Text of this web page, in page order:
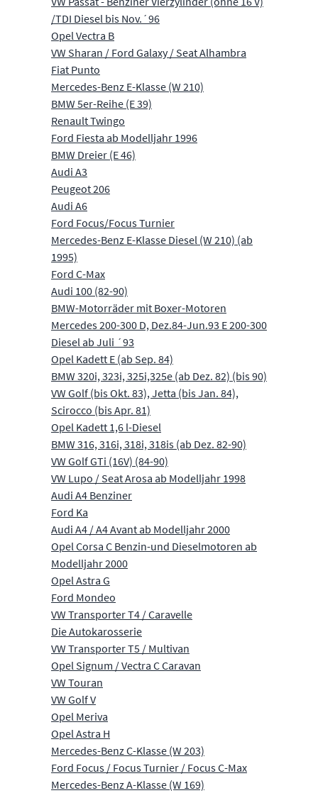
/TDI Diesel bis Nov.´96
Opel Vectra B
VW Sharan / Ford Galaxy / Seat Alhambra
Fiat Punto
Mercedes-Benz E-Klasse (W 210)
BMW 5er-Reihe (E 39)
Renault Twingo
Ford Fiesta ab Modelljahr 1996
BMW Dreier (E 46)
Audi A3
Peugeot 206
Audi A6
Ford Focus/Focus Turnier
Mercedes-Benz E-Klasse Diesel (W 210) (ab
1995)
Ford C-Max
Audi 100 (82-90)
BMW-Motorräder mit Boxer-Motoren
Mercedes 200-300 D, Dez.84-Jun.93 E 200-300
Diesel ab Juli ´93
Opel Kadett E (ab Sep. 84)
BMW 320i, 323i, 325i,325e (ab Dez. 82) (bis 90)
VW Golf (bis Okt. 83), Jetta (bis Jan. 84),
Scirocco (bis Apr. 81)
Opel Kadett 1,6 l-Diesel
BMW 316, 316i, 318i, 318is (ab Dez. 82-90)
VW Golf GTi (16V) (84-90)
VW Lupo / Seat Arosa ab Modelljahr 1998
Audi A4 Benziner
Ford Ka
Audi A4 / A4 Avant ab Modelljahr 2000
Opel Corsa C Benzin-und Dieselmotoren ab
Modelljahr 2000
Opel Astra G
Ford Mondeo
VW Transporter T4 / Caravelle
Die Autokarosserie
VW Transporter T5 / Multivan
Opel Signum / Vectra C Caravan
VW Touran
VW Golf V
Opel Meriva
Opel Astra H
Mercedes-Benz C-Klasse (W 203)
Ford Focus / Focus Turnier / Focus C-Max
Mercedes-Benz A-Klasse (W 169)